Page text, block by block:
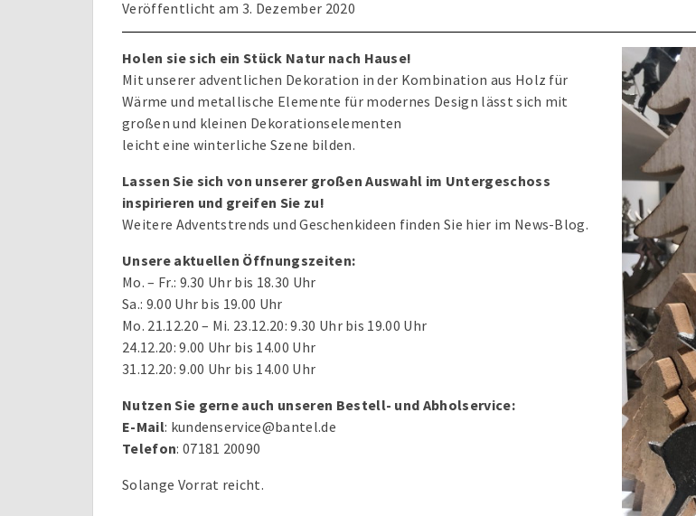
Veröffentlicht am 3. Dezember 2020
Holen sie sich ein Stück Natur nach Hause!
Mit unserer adventlichen Dekoration in der Kombination aus Holz für
Wärme und metallische Elemente für modernes Design lässt sich mit
großen und kleinen Dekorationselementen
leicht eine winterliche Szene bilden.
Lassen Sie sich von unserer großen Auswahl im Untergeschoss
inspirieren und greifen Sie zu!
Weitere Adventstrends und Geschenkideen finden Sie hier im News-Blog.
Unsere aktuellen Öffnungszeiten:
Mo. – Fr.: 9.30 Uhr bis 18.30 Uhr
Sa.: 9.00 Uhr bis 19.00 Uhr
Mo. 21.12.20 – Mi. 23.12.20: 9.30 Uhr bis 19.00 Uhr
24.12.20: 9.00 Uhr bis 14.00 Uhr
31.12.20: 9.00 Uhr bis 14.00 Uhr
Nutzen Sie gerne auch unseren Bestell- und Abholservice:
E-Mail: kundenservice@bantel.de
Telefon: 07181 20090
Solange Vorrat reicht.